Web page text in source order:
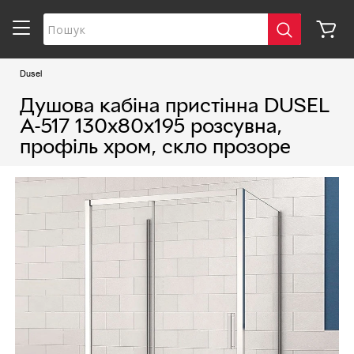
Dusel
Душова кабіна пристінна DUSEL
A-517 130х80х195 розсувна,
профіль хром, скло прозоре